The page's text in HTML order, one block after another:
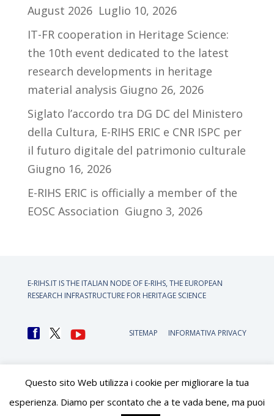
August 2026 Luglio 10, 2026
IT-FR cooperation in Heritage Science:
the 10th event dedicated to the latest
research developments in heritage
material analysis Giugno 26, 2026
Siglato l’accordo tra DG DC del Ministero
della Cultura, E-RIHS ERIC e CNR ISPC per
il futuro digitale del patrimonio culturale
Giugno 16, 2026
E-RIHS ERIC is officially a member of the
EOSC Association Giugno 3, 2026
E-RIHS.IT IS THE ITALIAN NODE OF E-RIHS, THE EUROPEAN
RESEARCH INFRASTRUCTURE FOR HERITAGE SCIENCE
SITEMAP INFORMATIVA PRIVACY
Questo sito Web utilizza i cookie per migliorare la tua
esperienza. Diamo per scontato che a te vada bene, ma puoi